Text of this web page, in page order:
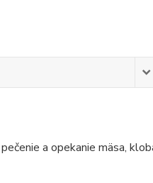
a opekanie mäsa,